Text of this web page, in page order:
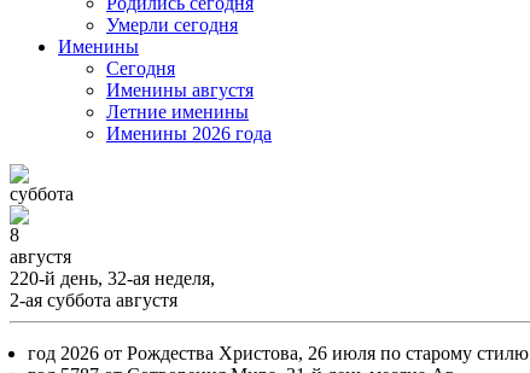
Умерли сегодня
Именины
Cегодня
Именины августя
Летние именины
Именины 2026 года
суббота
8
августя
220-й день, 32-ая неделя,
2-ая суббота августя
год 2026 от Рождества Христова, 26 июля по старому стилю